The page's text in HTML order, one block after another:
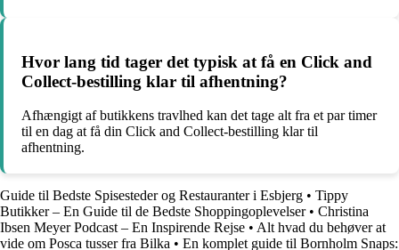
Hvor lang tid tager det typisk at få en Click and
Collect-bestilling klar til afhentning?
Afhængigt af butikkens travlhed kan det tage alt fra et par timer
til en dag at få din Click and Collect-bestilling klar til
afhentning.
Guide til Bedste Spisesteder og Restauranter i Esbjerg • Tippy
Butikker – En Guide til de Bedste Shoppingoplevelser• Christina
Ibsen Meyer Podcast – En Inspirende Rejse • Alt hvad du behøver at
vide om Posca tusser fra Bilka • En komplet guide til Bornholm Snaps: